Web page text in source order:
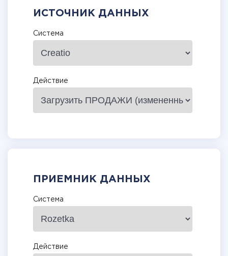
ИСТОЧНИК ДАННЫХ
Система
Действие
ПРИЕМНИК ДАННЫХ
Система
Действие